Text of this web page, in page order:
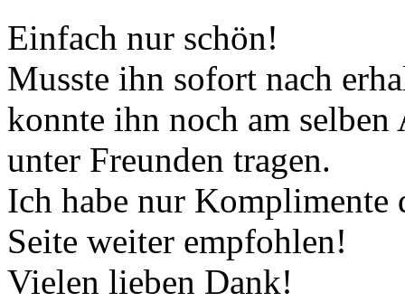
Einfach nur schön!
Musste ihn sofort nach
konnte ihn noch am
unter Freunden tragen.
Ich habe nur Komplimente
Seite weiter empfohlen!
Vielen lieben Dank!